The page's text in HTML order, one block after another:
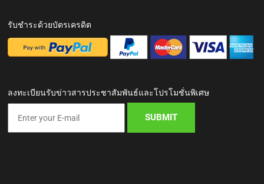
รับชำระด้วยบัตรเครดิต
ลงทะเบียนรับข่าวสารประชาสัมพันธ์และโปรโมชั่นพิเศษ